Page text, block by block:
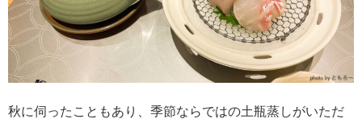
秋に伺ったこともあり、季節ならではの土瓶蒸しがいただ